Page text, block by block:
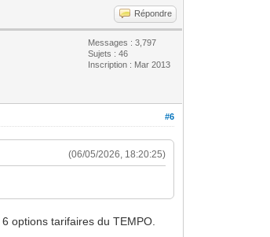
Répondre
Messages : 3,797
Sujets : 46
Inscription : Mar 2013
#6
(06/05/2026, 18:20:25)
options tarifaires du TEMPO.